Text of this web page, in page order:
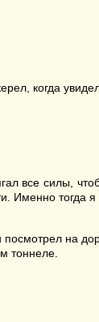
когда
все силы,
Именно тогда я
на
тоннеле.